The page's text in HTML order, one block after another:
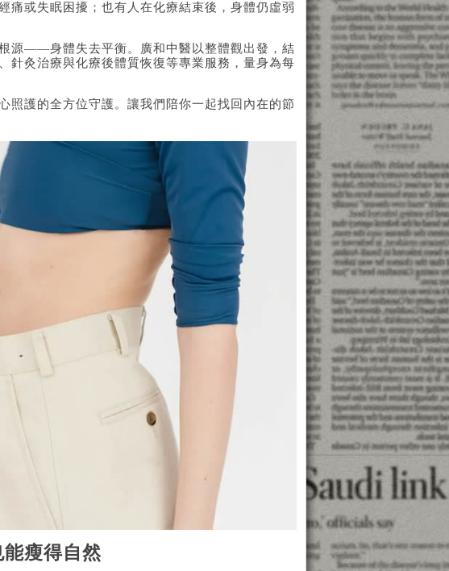
痛或失眠困擾；也有人在化療結束後，身體仍虛弱
源——身體失去平衡。廣和中醫以整體觀出發，結
針灸治療與化療後體質恢復等專業服務，量身為每
照護的全方位守護。讓我們陪你一起找回內在的節
瘦得自然